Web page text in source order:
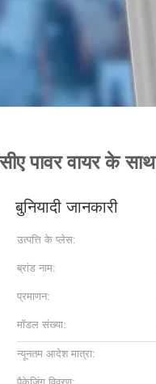
पावर वायर के साथ
बुनियादी जानकारी
उत्पत्ति के प्लेस:
ब्रांड नाम:
प्रमाणन:
मॉडल संख्या:
न्यूनतम आदेश मात्रा: